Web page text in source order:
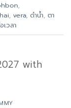
,
, vera, ดำน้ำ, ตา
เวลา
with